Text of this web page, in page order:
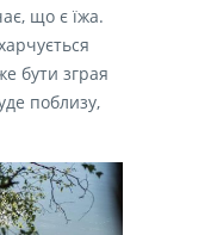
що є їжа.
бути зграя
поблизу,